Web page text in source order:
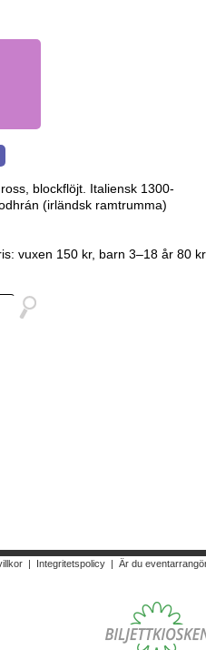
blockflöjt. Italiensk 1300-
(irländsk ramtrumma)
vuxen 150 kr, barn 3–18 år 80 kr.
| Integritetspolicy | Är du